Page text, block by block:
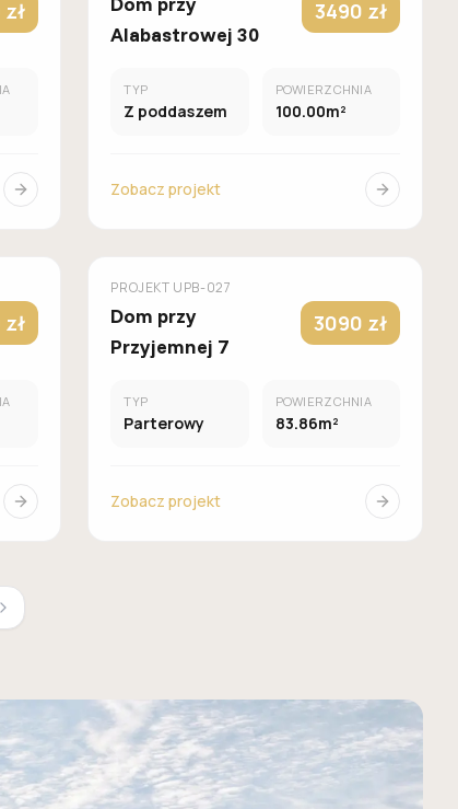
Alabastrowej 30
3490 zł
TYP
Z poddaszem
POWIERZCHNIA
100.00m²
Zobacz projekt
zł
GALERIA DOMÓW
PROJEKT UPB-027
Dom przy
Przyjemnej 7
3090 zł
TYP
Parterowy
POWIERZCHNIA
83.86m²
Zobacz projekt